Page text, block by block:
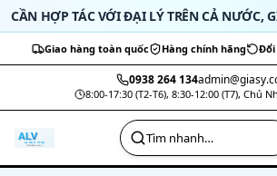
Bỏ qua nội dung
Giao hàng toàn quốc Hàng chính hãng Đổi
0938 264 134
8:00-17:30 (T2-T6), 8:30-12:00 (T7), Chủ
Nhảy tới nội dung chính
Tìm nhanh…